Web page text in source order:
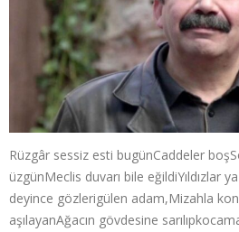
Rüzgâr sessiz esti bugünCaddeler
üzgünMeclis duvarı bile eğildiYıldızlar
deyince gözlerigülen adam,Mizahla
aşılayanAğacın gövdesine